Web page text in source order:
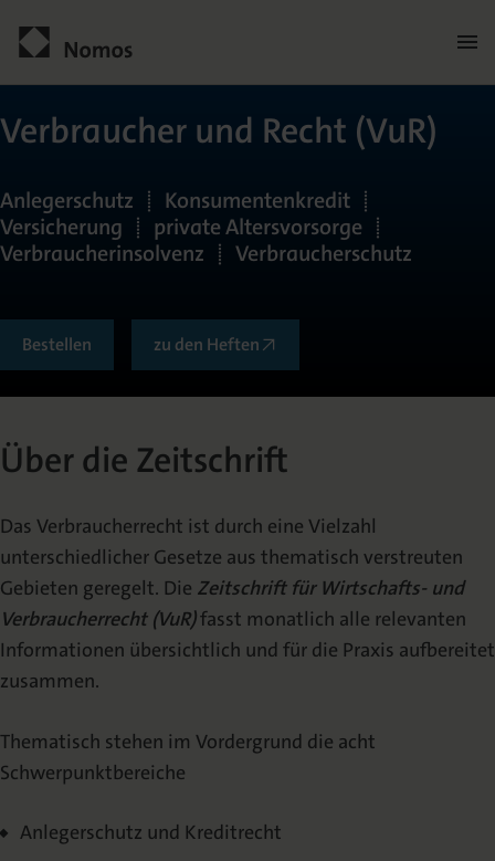
Allgemein
Herausgeberkreis
Schriftleitung | Redaktion
Veröffentlichen
Autorenhinweise
Mediadaten
Archiv
Verbraucher und Recht (VuR)
Anlegerschutz | Konsumentenkredit |
Versicherung | private Altersvorsorge |
Verbraucherinsolvenz | Verbraucherschutz
Bestellen zu den Heften
Über die Zeitschrift
Das Verbraucherrecht ist durch eine Vielzahl
unterschiedlicher Gesetze aus thematisch verstreuten
Gebieten geregelt. Die Zeitschrift für Wirtschafts- und
Verbraucherrecht (VuR)fasst monatlich alle relevanten
Informationen übersichtlich und für die Praxis aufbereitet
zusammen.
Thematisch stehen im Vordergrund die acht
Schwerpunktbereiche
Anlegerschutz und Kreditrecht